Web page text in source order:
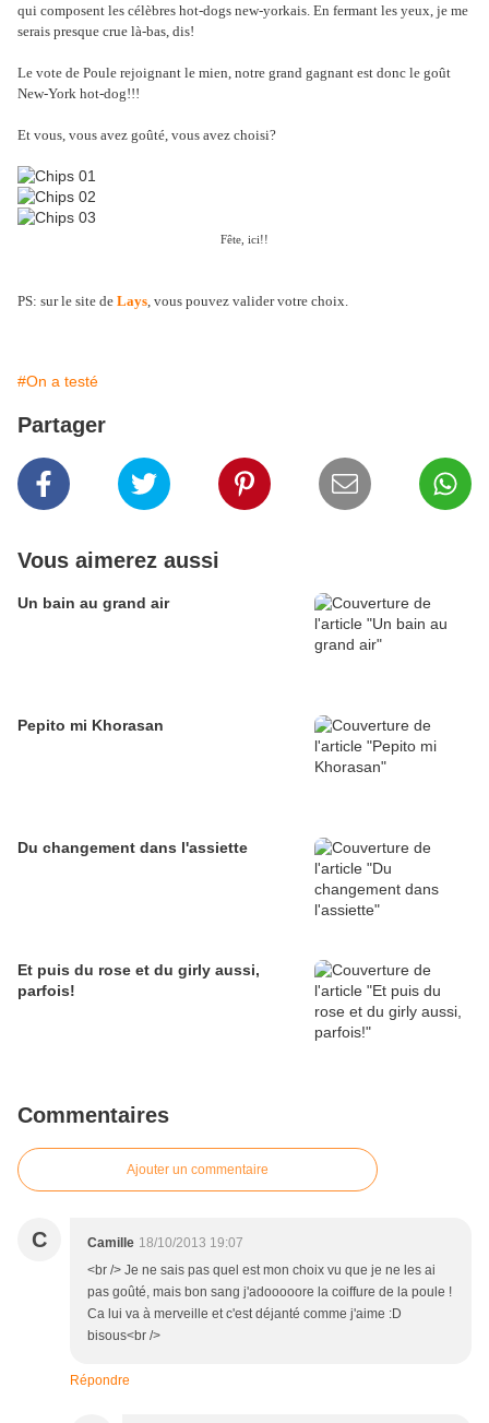
qui composent les célèbres hot-dogs new-yorkais. En fermant les yeux, je me
serais presque crue là-bas, dis!
Le vote de Poule rejoignant le mien, notre grand gagnant est donc le goût
New-York hot-dog!!!
Et vous, vous avez goûté, vous avez choisi?
Fête, ici!!
PS: sur le site de Lays, vous pouvez valider votre choix.
#On a testé
Partager
Vous aimerez aussi
Un bain au grand air
Pepito mi Khorasan
Du changement dans l'assiette
Et puis du rose et du girly aussi,
parfois!
Commentaires
Ajouter un commentaire
C Camille 18/10/2013 19:07
<br /> Je ne sais pas quel est mon choix vu que je ne les ai
pas goûté, mais bon sang j'adooooore la coiffure de la poule !
Ca lui va à merveille et c'est déjanté comme j'aime :D
bisous<br />
Répondre